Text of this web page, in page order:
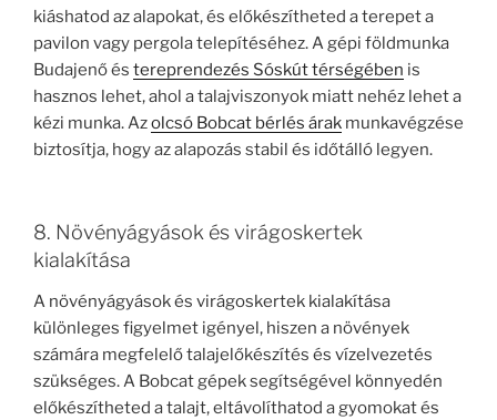
kiáshatod az alapokat, és előkészítheted a terepet a
pavilon vagy pergola telepítéséhez. A gépi földmunka
Budajenő és tereprendezés Sóskút térségében is
hasznos lehet, ahol a talajviszonyok miatt nehéz lehet a
kézi munka. Azolcsó Bobcat bérlés árak munkavégzése
biztosítja, hogy az alapozás stabil és időtálló legyen.
8. Növényágyások és virágoskertek
kialakítása
A növényágyások és virágoskertek kialakítása
különleges figyelmet igényel, hiszen a növények
számára megfelelő talajelőkészítés és vízelvezetés
szükséges. A Bobcat gépek segítségével könnyedén
előkészítheted a talajt, eltávolíthatod a gyomokat és